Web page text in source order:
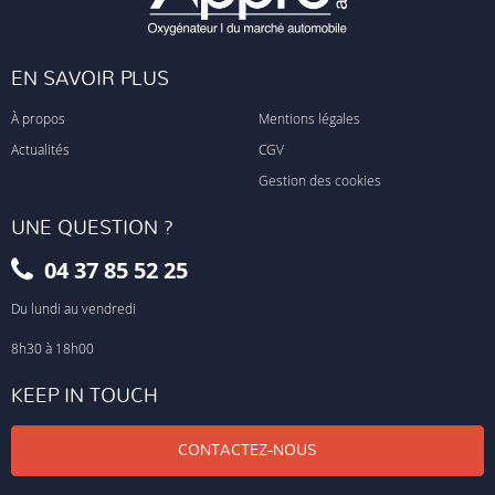
EN SAVOIR PLUS
À propos
Actualités
Mentions légales
CGV
Gestion des cookies
UNE QUESTION ?
04 37 85 52 25
Du lundi au vendredi
8h30 à 18h00
KEEP IN TOUCH
CONTACTEZ-NOUS